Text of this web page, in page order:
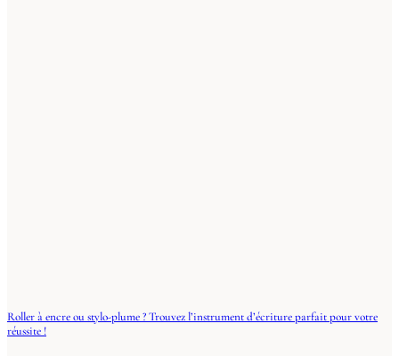
Roller à encre ou stylo-plume ? Trouvez l’instrument d’écriture parfait pour votre
réussite !